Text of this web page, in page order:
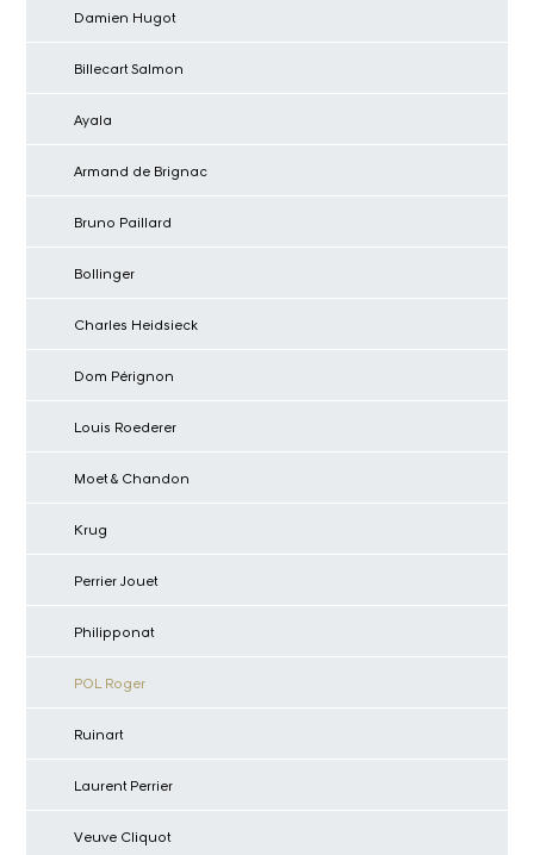
Damien Hugot
Billecart Salmon
Ayala
Armand de Brignac
Bruno Paillard
Bollinger
Charles Heidsieck
Dom Pérignon
Louis Roederer
Moet & Chandon
Krug
Perrier Jouet
Philipponat
POL Roger
Ruinart
Laurent Perrier
Veuve Cliquot